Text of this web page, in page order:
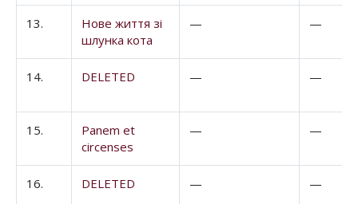
13.
Нове життя зі
шлунка кота
— —
14. DELETED — —
15.
Panem et
circenses
— —
16. DELETED — —